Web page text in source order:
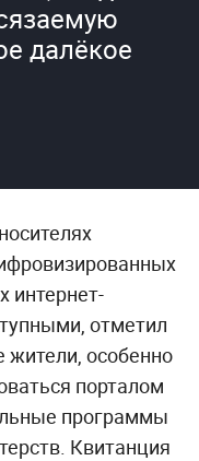
далёкое
интернет-
отметил
жители, особенно
порталом
программы
Квитанция